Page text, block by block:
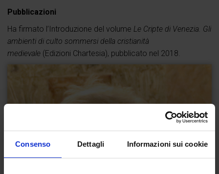
Consenso Dettagli Informazioni sui cookie
Pubblicazioni
Ha firmato l’Introduzione del volume Le Cripte di Venezia. Gli
ambienti di culto sommersi della cristianità
medievale (Edizioni Chartesia), pubblicato nel 2018.